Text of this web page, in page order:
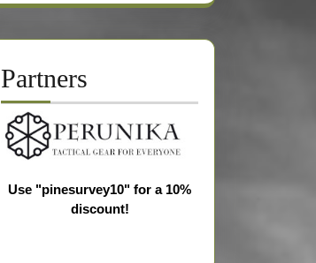
Partners
Use "pinesurvey10" for a 10%
discount!